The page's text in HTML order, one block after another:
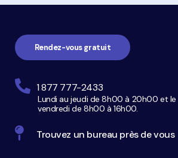
page
Rendez-vous gratuit
1 877 777-2433
Lundi au jeudi de 8h00 à 20h00 et le
vendredi de 8h00 à 16h00.
Trouvez un bureau près de vous